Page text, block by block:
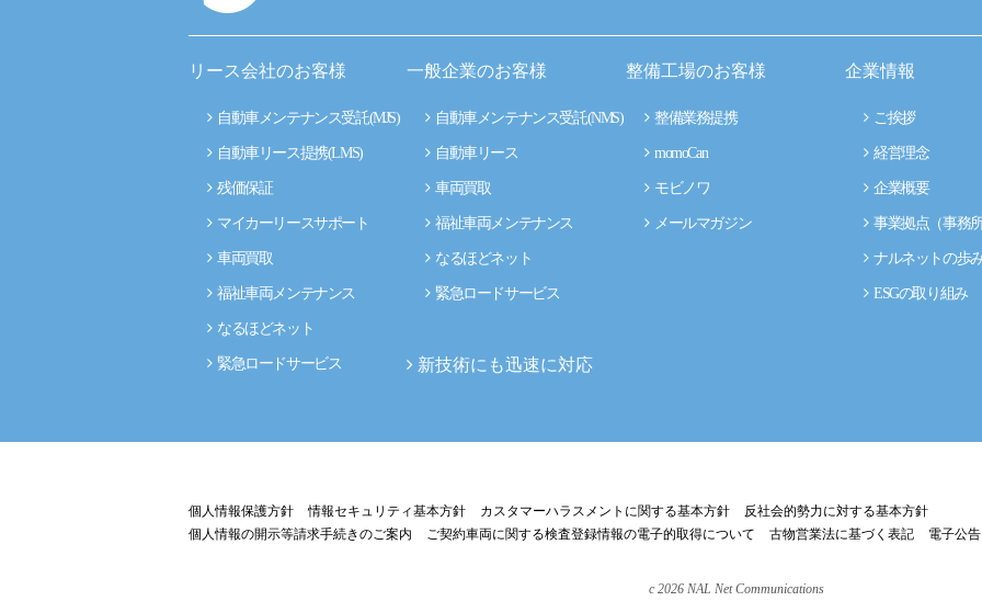
リース会社のお客様
自動車メンテナンス受託(MJS)
自動車リース提携(LMS)
残価保証
マイカーリースサポート
車両買取
福祉車両メンテナンス
なるほどネット
緊急ロードサービス
一般企業のお客様
自動車メンテナンス受託(NMS)
自動車リース
車両買取
福祉車両メンテナンス
なるほどネット
緊急ロードサービス
新技術にも迅速に対応
整備工場のお客様
整備業務提携
momoCan
モビノワ
メールマガジン
企業情報
ご挨拶
経営理念
企業概要
事業拠点（事務
ナルネットの歩
ESGの取り組み
個人情報保護方針 情報セキュリティ基本方針 カスタマーハラスメントに関する基本方針
反社会的勢力に対する基本方針
個人情報の開示等請求手続きのご案内
ご契約車両に関する検査登録情報の電子的取得について 古物営業法に基づく表記 電子公告
c 2026 NAL Net Communications